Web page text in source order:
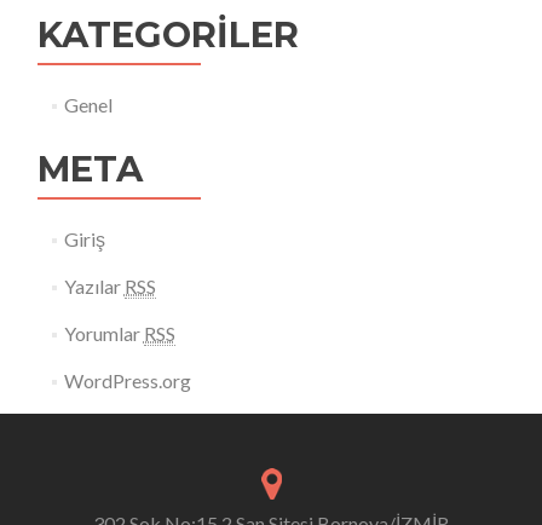
KATEGORILER
Genel
META
Giriş
Yazılar RSS
Yorumlar RSS
WordPress.org